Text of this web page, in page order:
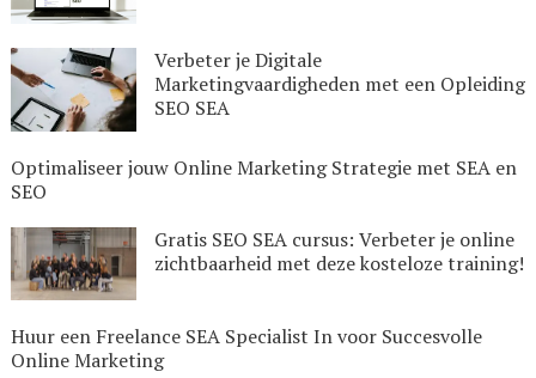
Verbeter je Digitale
Marketingvaardigheden met een Opleiding
SEO SEA
Optimaliseer jouw Online Marketing Strategie met SEA en
SEO
Gratis SEO SEA cursus: Verbeter je online
zichtbaarheid met deze kosteloze training!
Huur een Freelance SEA Specialist In voor Succesvolle
Online Marketing